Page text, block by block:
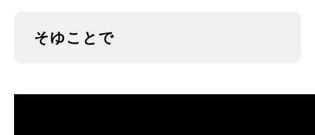
そゆことで